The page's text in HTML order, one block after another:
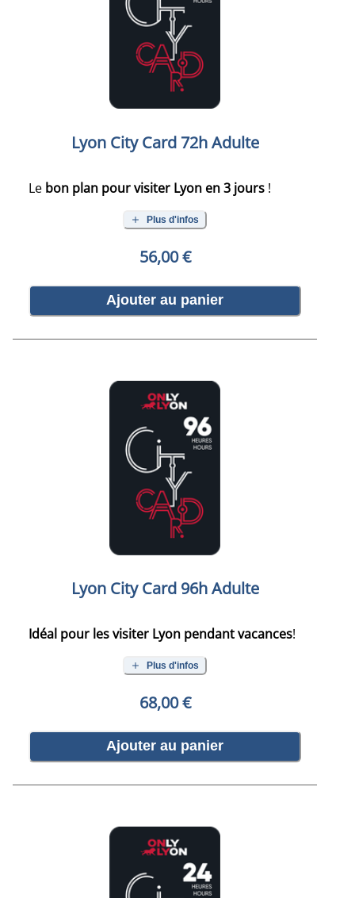
Lyon City Card 72h Adulte
Le bon plan pour visiter Lyon en 3 jours !
Plus d'infos
56,00 €
Ajouter au panier
Lyon City Card 96h Adulte
Idéal pour les visiter Lyon pendant vacances!
Plus d'infos
68,00 €
Ajouter au panier